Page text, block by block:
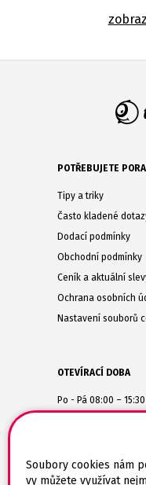
Soubory cookies nám
vy můžete využívat
POTŘEBUJETE
Tipy a triky
Často kladené
Dodací podmínky
Obchodní podmínky
Ceník a aktuální
Ochrana osobních
Nastavení souborů
OTEVÍRACÍ DOBA
Po - Pá 08:00 – 15:30
Jaroměřice nad
675 51